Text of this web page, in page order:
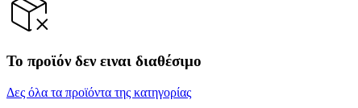
Το προϊόν δεν ειναι διαθέσιμο
Δες όλα τα προϊόντα της κατηγορίας